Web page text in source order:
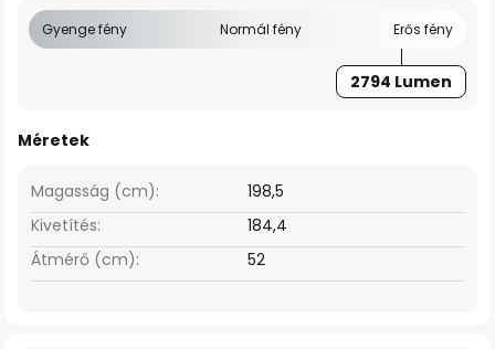
Gyenge fény Normál fény Erős fény
2794 Lumen
Méretek
Magasság (cm):
198,5
Kivetítés:
184,4
Átmérő (cm):
52